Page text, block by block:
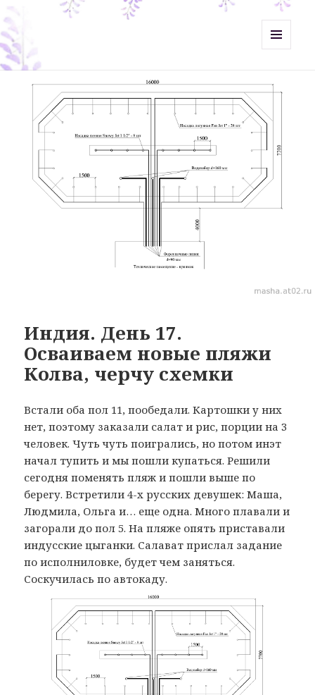
Индия. День 17.
Осваиваем новые пляжи
Колва, черчу схемки
Встали оба пол 11, пообедали. Картошки у них
нет, поэтому заказали салат и рис, порции на 3
человек. Чуть чуть поигрались, но потом инэт
начал тупить и мы пошли купаться. Решили
сегодня поменять пляж и пошли выше по
берегу. Встретили 4-х русских девушек: Маша,
Людмила, Ольга и… еще одна. Много плавали и
загорали до пол 5. На пляже опять приставали
индусские цыганки. Салават прислал задание
по исполниловке, будет чем заняться.
Соскучилась по автокаду.